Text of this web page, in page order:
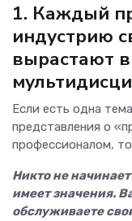
1. Каждый
индустрию
вырастают в
Если есть одна
представления о
профессионалом,
Никто не
имеет значения.
обслуживаете